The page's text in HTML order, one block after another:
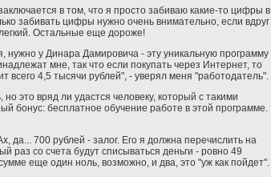
в том, что я просто забиваю какие-то цифры в
забивать цифры нужно очень внимательно, если вдруг
Остальные еще дороже!
нужно у Динара Дамировича - эту уникальную программу
мне, так что если покупать через Интернет, то
всего 4,5 тысячи рублей", - уверял меня "работодатель".
это вряд ли удастся человеку, который с такими
бонус: бесплатное обучение работе в этой программе.
да... 700 рублей - залог. Его я должна перечислить на
раз со счета будут списываться деньги - ровно 49
еще один ноль, возможно, и два, это "уж как пойдет".